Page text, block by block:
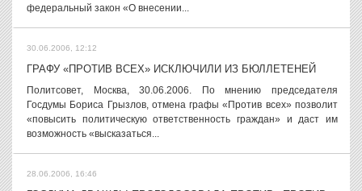
федеральный закон «О внесении...
30.06.2006, 12:12
ГРАФУ «ПРОТИВ ВСЕХ» ИСКЛЮЧИЛИ ИЗ БЮЛЛЕТЕНЕЙ
Политсовет, Москва, 30.06.2006. По мнению председателя
Госдумы Бориса Грызлов, отмена графы «Против всех» позволит
«повысить политическую ответственность граждан» и даст им
возможность «высказаться...
28.06.2006, 16:46